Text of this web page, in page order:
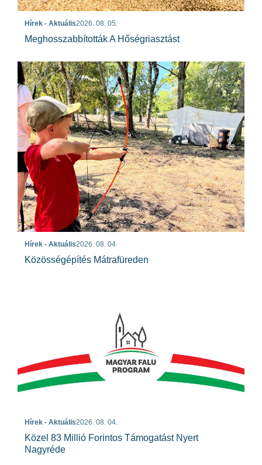
Hírek - Aktuális2026. 08. 05.
Meghosszabbították A Hőségriasztást
Hírek - Aktuális2026. 08. 04.
Közösségépítés Mátrafüreden
Hírek - Aktuális2026. 08. 04.
Közel 83 Millió Forintos Támogatást Nyert
Nagyréde